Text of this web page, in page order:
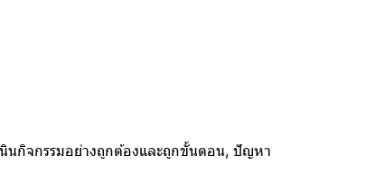
นกิจกรรมอย่างถูกต้องและถูกขั้นตอน, ปัญหา